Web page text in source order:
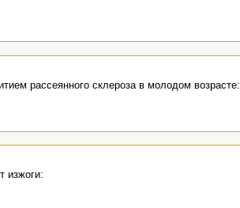
рассеянного склероза в молодом возрасте:
изжоги: